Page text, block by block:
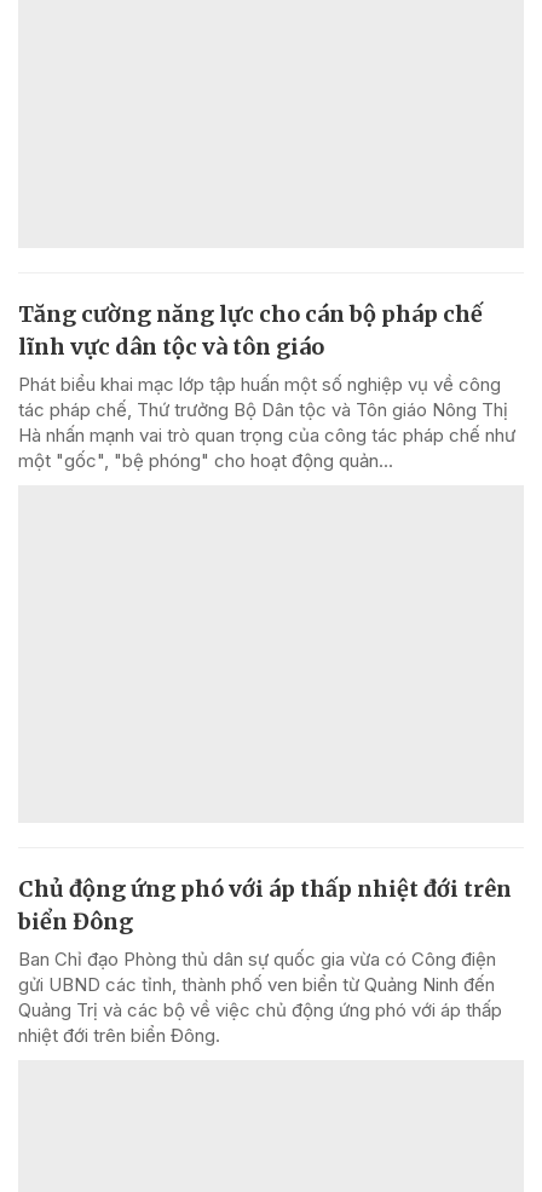
Tăng cường năng lực cho cán bộ pháp chế
lĩnh vực dân tộc và tôn giáo
Phát biểu khai mạc lớp tập huấn một số nghiệp vụ về công
tác pháp chế, Thứ trưởng Bộ Dân tộc và Tôn giáo Nông Thị
Hà nhấn mạnh vai trò quan trọng của công tác pháp chế như
một "gốc", "bệ phóng" cho hoạt động quản...
Chủ động ứng phó với áp thấp nhiệt đới trên
biển Đông
Ban Chỉ đạo Phòng thủ dân sự quốc gia vừa có Công điện
gửi UBND các tỉnh, thành phố ven biển từ Quảng Ninh đến
Quảng Trị và các bộ về việc chủ động ứng phó với áp thấp
nhiệt đới trên biển Đông.